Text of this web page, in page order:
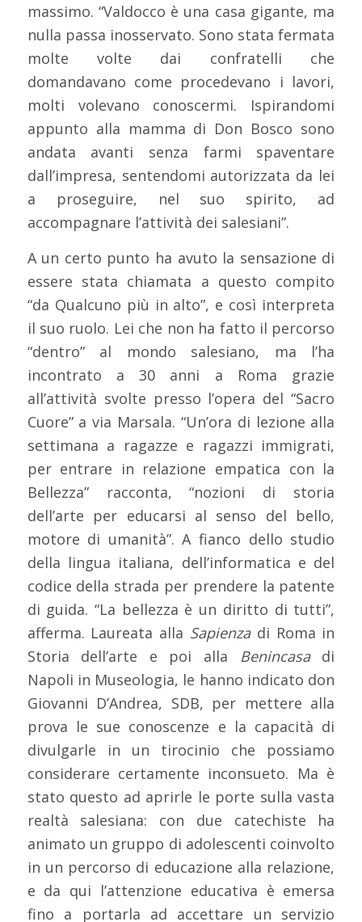
massimo. “Valdocco è una casa gigante, ma
nulla passa inosservato. Sono stata fermata
molte volte dai confratelli che
domandavano come procedevano i lavori,
molti volevano conoscermi. Ispirandomi
appunto alla mamma di Don Bosco sono
andata avanti senza farmi spaventare
dall’impresa, sentendomi autorizzata da lei
a proseguire, nel suo spirito, ad
accompagnare l’attività dei salesiani”.
A un certo punto ha avuto la sensazione di
essere stata chiamata a questo compito
“da Qualcuno più in alto”, e così interpreta
il suo ruolo. Lei che non ha fatto il percorso
“dentro” al mondo salesiano, ma l’ha
incontrato a 30 anni a Roma grazie
all’attività svolte presso l’opera del “Sacro
Cuore” a via Marsala. “Un’ora di lezione alla
settimana a ragazze e ragazzi immigrati,
per entrare in relazione empatica con la
Bellezza” racconta, “nozioni di storia
dell’arte per educarsi al senso del bello,
motore di umanità”. A fianco dello studio
della lingua italiana, dell’informatica e del
codice della strada per prendere la patente
di guida. “La bellezza è un diritto di tutti”,
afferma. Laureata alla Sapienzadi Roma in
Storia dell’arte e poi alla Benincasadi
Napoli in Museologia, le hanno indicato don
Giovanni D’Andrea, SDB, per mettere alla
prova le sue conoscenze e la capacità di
divulgarle in un tirocinio che possiamo
considerare certamente inconsueto. Ma è
stato questo ad aprirle le porte sulla vasta
realtà salesiana: con due catechiste ha
animato un gruppo di adolescenti coinvolto
in un percorso di educazione alla relazione,
e da qui l’attenzione educativa è emersa
fino a portarla ad accettare un servizio